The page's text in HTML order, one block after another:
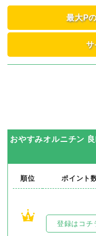
最大P
サ
おやすみオルニチン
順位 ポイント
1
登録はコチ